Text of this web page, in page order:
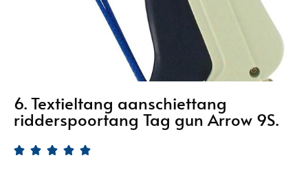
6. Textieltang aanschiettang
ridderspoortang Tag gun Arrow 9S.
    